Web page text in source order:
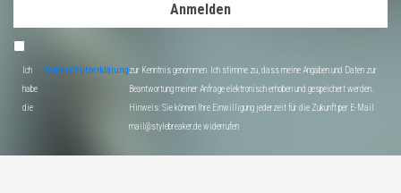
Anmelden
Ich
habe
die
Datenschutzerklärungzur Kenntnis genommen. Ich stimme zu, dass meine Angaben und Daten zur
Beantwortung meiner Anfrage elektronisch erhoben und gespeichert werden.
Hinweis: Sie können Ihre Einwilligung jederzeit für die Zukunft per E-Mail
mail@stylebreaker.de widerrufen